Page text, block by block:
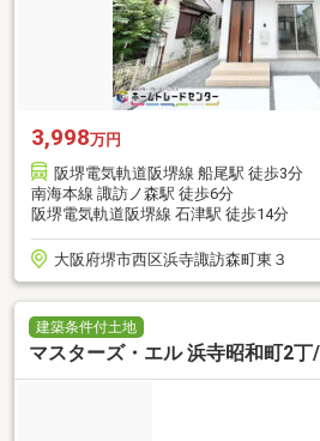
3,998万円
阪堺電気軌道阪堺線 船尾駅 徒歩3分
南海本線 諏訪ノ森駅 徒歩6分
阪堺電気軌道阪堺線 石津駅 徒歩14分
大阪府堺市西区浜寺諏訪森町東３
建築条件付土地
マスターズ・エル 浜寺昭和町2